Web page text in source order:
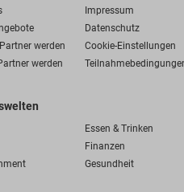
Impressum
Datenschutz
werden
Cookie-Einstellungen
werden
Essen & Trinken
Finanzen
Gesundheit